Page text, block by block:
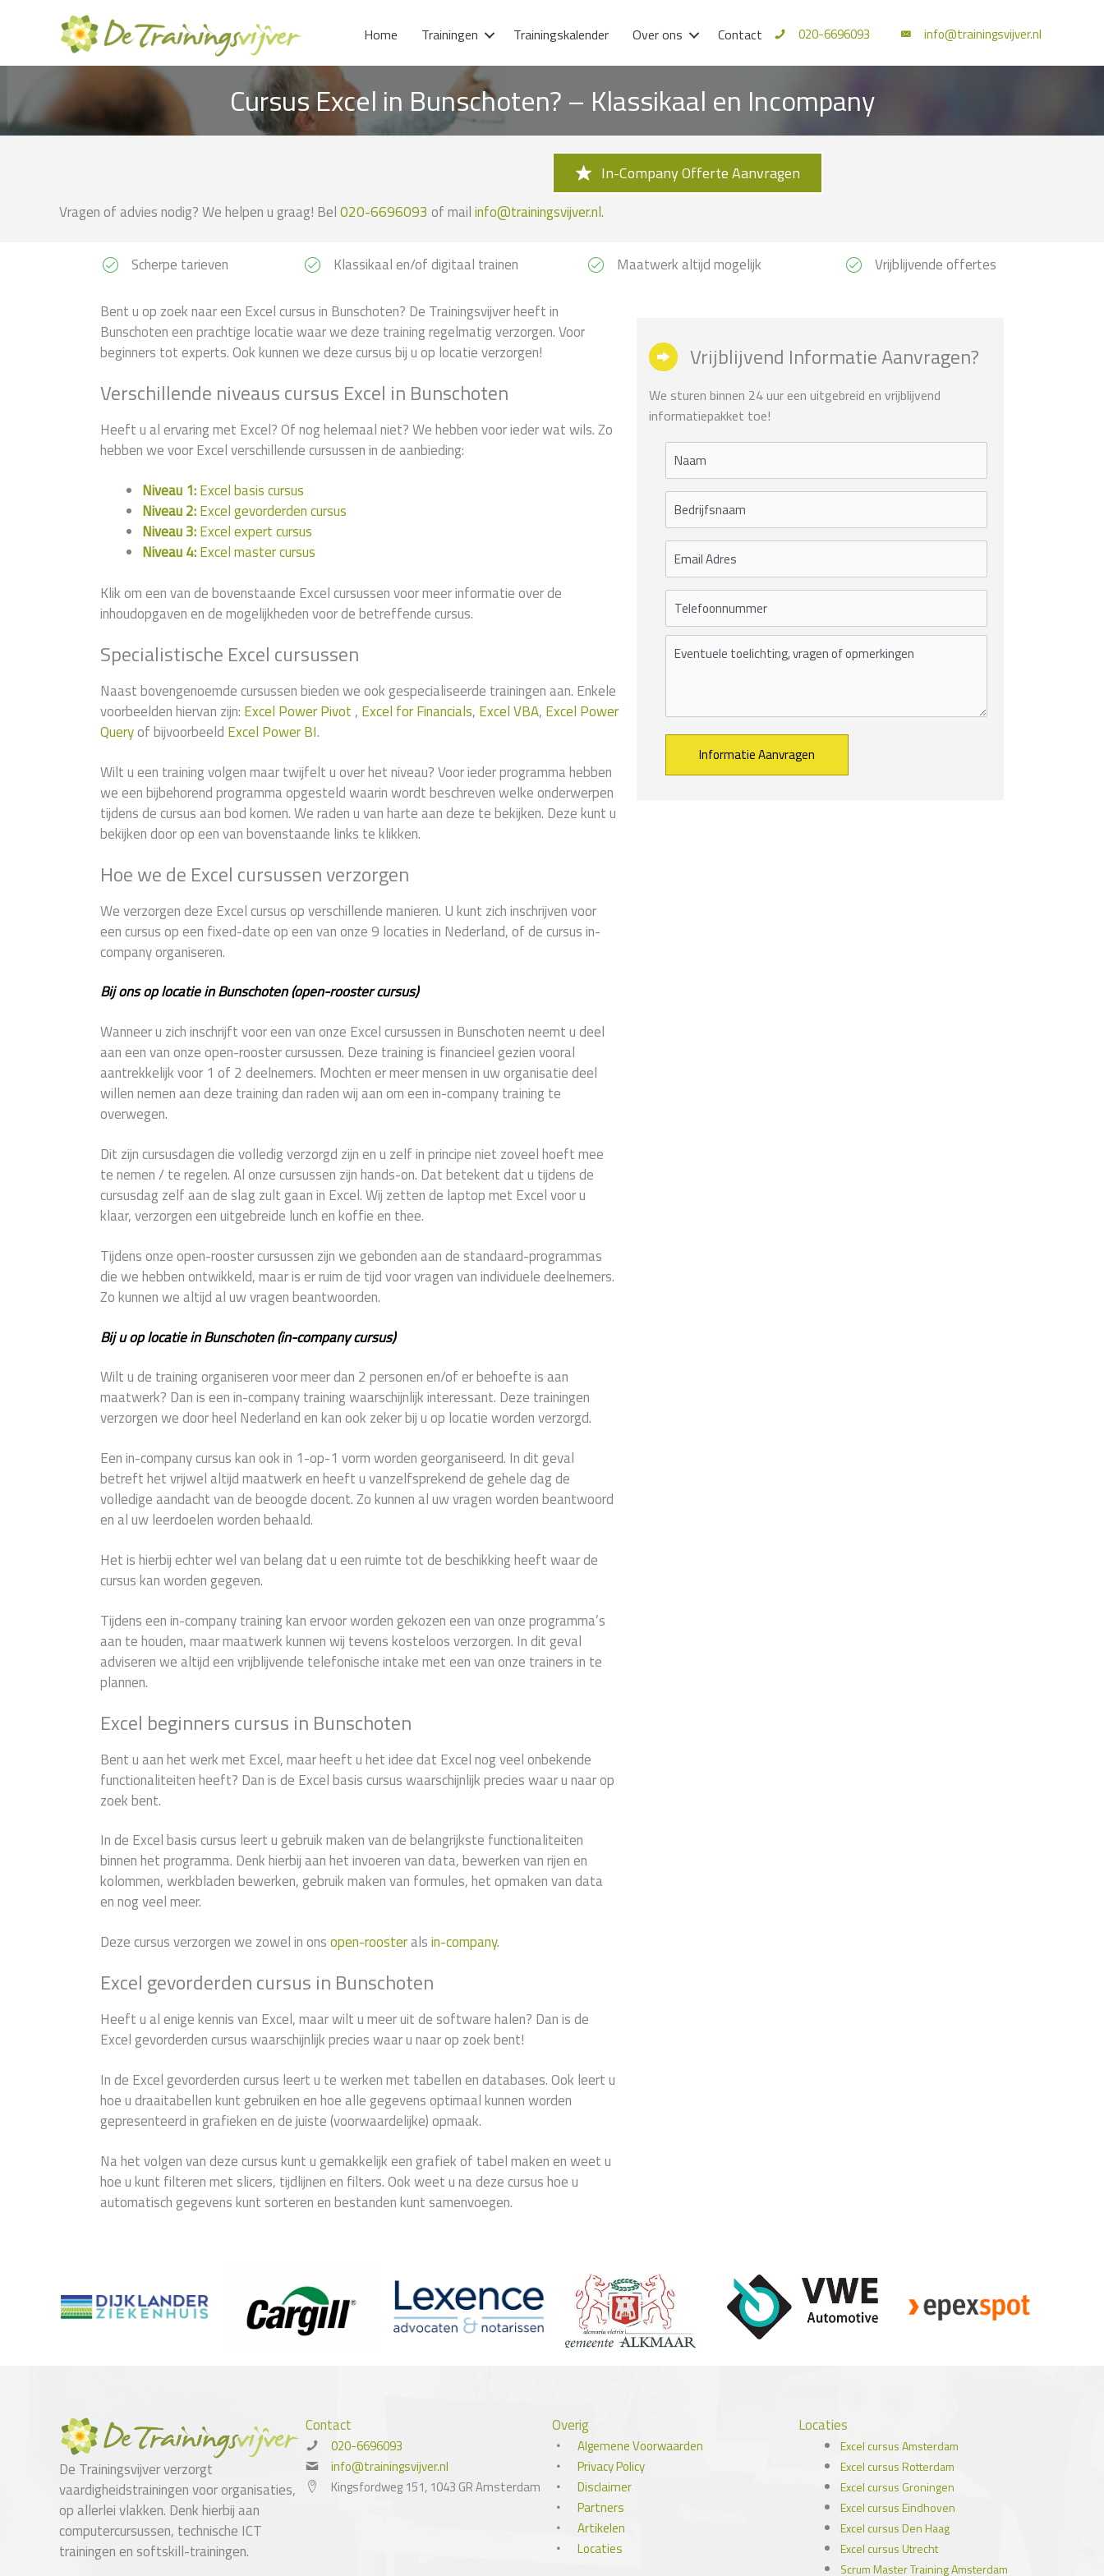
inhoud
Home Trainingen Trainingskalender Over ons Contact 020-6696093 info@trainingsvijver.nl
Cursus Excel in Bunschoten? – Klassikaal en Incompany
In-Company Offerte Aanvragen
Vragen of advies nodig? We helpen u graag! Bel020-6696093 of mailinfo@trainingsvijver.nl.
Scherpe tarieven Klassikaal en/of digitaal trainen Maatwerk altijd mogelijk Vrijblijvende offertes
Bent u op zoek naar een Excel cursus in Bunschoten? De Trainingsvijver heeft in
Bunschoten een prachtige locatie waar we deze training regelmatig verzorgen. Voor
beginners tot experts. Ook kunnen we deze cursus bij u op locatie verzorgen!
Verschillende niveaus cursus Excel in Bunschoten
Heeft u al ervaring met Excel? Of nog helemaal niet? We hebben voor ieder wat wils. Zo
hebben we voor Excel verschillende cursussen in de aanbieding:
Niveau 1:Excel basis cursus
Niveau 2:Excel gevorderden cursus
Niveau 3:Excel expert cursus
Niveau 4:Excel master cursus
Klik om een van de bovenstaande Excel cursussen voor meer informatie over de
inhoudopgaven en de mogelijkheden voor de betreffende cursus.
Specialistische Excel cursussen
Naast bovengenoemde cursussen bieden we ook gespecialiseerde trainingen aan. Enkele
voorbeelden hiervan zijn: Excel Power Pivot , Excel for Financials, Excel VBA, Excel Power
Queryof bijvoorbeeld Excel Power BI.
Wilt u een training volgen maar twijfelt u over het niveau? Voor ieder programma hebben
we een bijbehorend programma opgesteld waarin wordt beschreven welke onderwerpen
tijdens de cursus aan bod komen. We raden u van harte aan deze te bekijken. Deze kunt u
bekijken door op een van bovenstaande links te klikken.
Hoe we de Excel cursussen verzorgen
We verzorgen deze Excel cursus op verschillende manieren. U kunt zich inschrijven voor
een cursus op een fixed-date op een van onze 9 locaties in Nederland, of de cursus in-
company organiseren.
Bij ons op locatie in Bunschoten (open-rooster cursus)
Wanneer u zich inschrijft voor een van onze Excel cursussen in Bunschoten neemt u deel
aan een van onze open-rooster cursussen. Deze training is financieel gezien vooral
aantrekkelijk voor 1 of 2 deelnemers. Mochten er meer mensen in uw organisatie deel
willen nemen aan deze training dan raden wij aan om een in-company training te
overwegen.
Dit zijn cursusdagen die volledig verzorgd zijn en u zelf in principe niet zoveel hoeft mee
te nemen / te regelen. Al onze cursussen zijn hands-on. Dat betekent dat u tijdens de
cursusdag zelf aan de slag zult gaan in Excel. Wij zetten de laptop met Excel voor u
klaar, verzorgen een uitgebreide lunch en koffie en thee.
Tijdens onze open-rooster cursussen zijn we gebonden aan de standaard-programmas
die we hebben ontwikkeld, maar is er ruim de tijd voor vragen van individuele deelnemers.
Zo kunnen we altijd al uw vragen beantwoorden.
Bij u op locatie in Bunschoten (in-company cursus)
Wilt u de training organiseren voor meer dan 2 personen en/of er behoefte is aan
maatwerk? Dan is een in-company training waarschijnlijk interessant. Deze trainingen
verzorgen we door heel Nederland en kan ook zeker bij u op locatie worden verzorgd.
Een in-company cursus kan ook in 1-op-1 vorm worden georganiseerd. In dit geval
betreft het vrijwel altijd maatwerk en heeft u vanzelfsprekend de gehele dag de
volledige aandacht van de beoogde docent. Zo kunnen al uw vragen worden beantwoord
en al uw leerdoelen worden behaald.
Het is hierbij echter wel van belang dat u een ruimte tot de beschikking heeft waar de
cursus kan worden gegeven.
Tijdens een in-company training kan ervoor worden gekozen een van onze programma’s
aan te houden, maar maatwerk kunnen wij tevens kosteloos verzorgen. In dit geval
adviseren we altijd een vrijblijvende telefonische intake met een van onze trainers in te
plannen.
Excel beginners cursus in Bunschoten
Bent u aan het werk met Excel, maar heeft u het idee dat Excel nog veel onbekende
functionaliteiten heeft? Dan is de Excel basis cursus waarschijnlijk precies waar u naar op
zoek bent.
In de Excel basis cursus leert u gebruik maken van de belangrijkste functionaliteiten
binnen het programma. Denk hierbij aan het invoeren van data, bewerken van rijen en
kolommen, werkbladen bewerken, gebruik maken van formules, het opmaken van data
en nog veel meer.
Deze cursus verzorgen we zowel in onsopen-roosteralsin-company.
Excel gevorderden cursus in Bunschoten
Heeft u al enige kennis van Excel, maar wilt u meer uit de software halen? Dan is de
Excel gevorderden cursus waarschijnlijk precies waar u naar op zoek bent!
In de Excel gevorderden cursus leert u te werken met tabellen en databases. Ook leert u
hoe u draaitabellen kunt gebruiken en hoe alle gegevens optimaal kunnen worden
gepresenteerd in grafieken en de juiste (voorwaardelijke) opmaak.
Na het volgen van deze cursus kunt u gemakkelijk een grafiek of tabel maken en weet u
hoe u kunt filteren met slicers, tijdlijnen en filters. Ook weet u na deze cursus hoe u
automatisch gegevens kunt sorteren en bestanden kunt samenvoegen.
Vrijblijvend Informatie Aanvragen?
We sturen binnen 24 uur een uitgebreid en vrijblijvend
informatiepakket toe!
De Trainingsvijver verzorgt
vaardigheidstrainingen voor organisaties,
op allerlei vlakken. Denk hierbij aan
computercursussen, technische ICT
trainingen en softskill-trainingen.
Contact
020-6696093
info@trainingsvijver.nl
Kingsfordweg 151, 1043 GR Amsterdam
Overig
Algemene Voorwaarden
Privacy Policy
Disclaimer
Partners
Artikelen
Locaties
Locaties
Excel cursus Amsterdam
Excel cursus Rotterdam
Excel cursus Groningen
Excel cursus Eindhoven
Excel cursus Den Haag
Excel cursus Utrecht
Scrum Master Training Amsterdam